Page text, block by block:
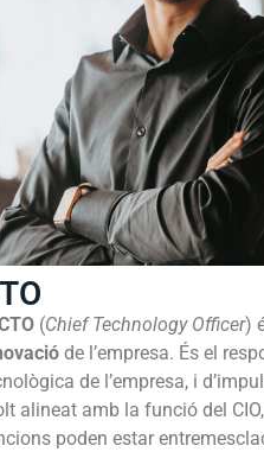
(Chief Technology Officer)
de l’empresa. És el
de l’empresa, i
alineat amb la funció del
poden estar